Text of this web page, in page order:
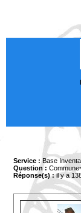
Service : Base
Question :
Réponse(s) :il y a